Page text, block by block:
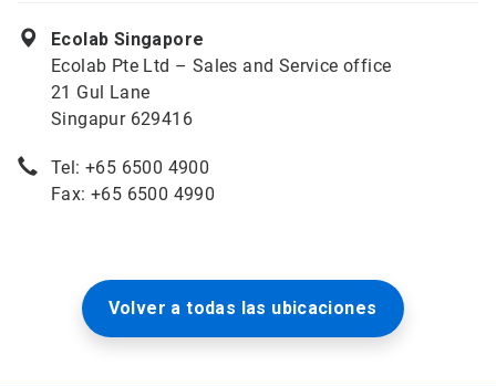
Ecolab Singapore
Ecolab Pte Ltd – Sales and Service office
21 Gul Lane
Singapur 629416
Tel: +65 6500 4900
Fax: +65 6500 4990
Volver a todas las ubicaciones